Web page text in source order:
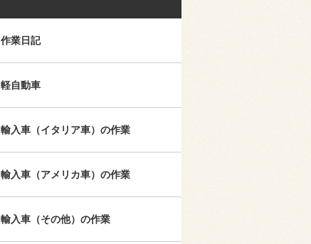
作業日記
軽自動車
輸入車（イタリア車）の作業
輸入車（アメリカ車）の作業
輸入車（その他）の作業